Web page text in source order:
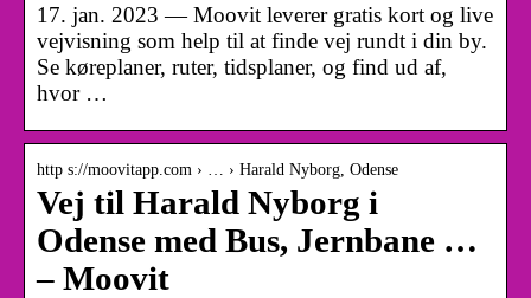
17. jan. 2023 — Moovit leverer gratis kort og live
vejvisning som help til at finde vej rundt i din by.
Se køreplaner, ruter, tidsplaner, og find ud af,
hvor …
http s://moovitapp.com › … › Harald Nyborg, Odense
Vej til Harald Nyborg i
Odense med Bus, Jernbane …
– Moovit